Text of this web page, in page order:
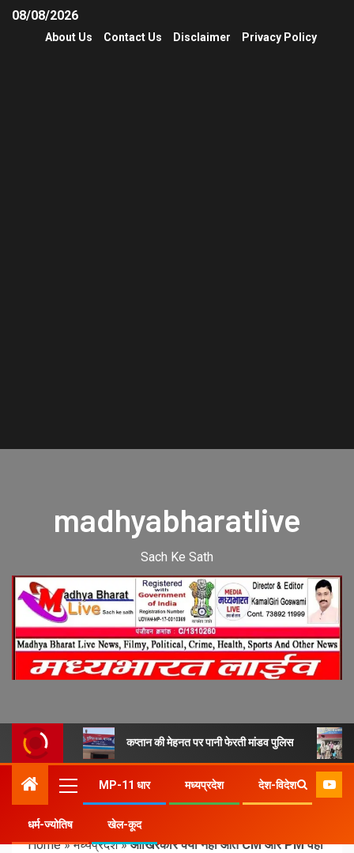
08/08/2026
About Us Contact Us Disclaimer Privacy Policy
madhyabharatlive
Sach Ke Sath
कप्तान की मेहनत पर पानी फेरती मांडव पुलिस
MP-11 धार मध्यप्रदेश देश-विदेश
धर्म-ज्योतिष खेल-कूद
Home»मध्यप्रदेश»आखिरकार क्यों नहीं आते CM और PM वहां